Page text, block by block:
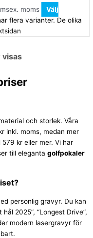
ex. moms
Välj
flera varianter. De olika
visas
och storlek. Våra
inkl. moms, medan mer
kr eller mer. Vi har
till eleganta golfpokaler
personlig gravyr. Du kan
2025”, “Longest Drive”,
modern lasergravyr för